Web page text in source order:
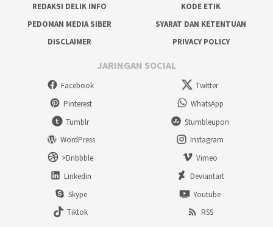
REDAKSI DELIK INFO
KODE ETIK
PEDOMAN MEDIA SIBER
SYARAT DAN KETENTUAN
DISCLAIMER
PRIVACY POLICY
JARINGAN SOCIAL
Facebook
Twitter
Pinterest
WhatsApp
Tumblr
Stumbleupon
WordPress
Instagram
>Dribbble
Vimeo
Linkedin
Deviantart
Skype
Youtube
Tiktok
RSS